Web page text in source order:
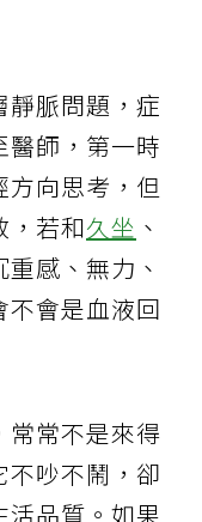
靜脈問題，症
醫師，第一時
向思考，但
，若和久坐 、
感、無力、
不會是血液回
常常不是來得
不吵不鬧，卻
活品質。如果